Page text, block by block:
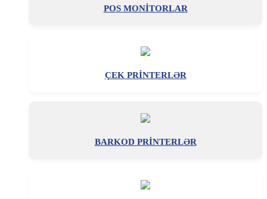
POS MONİTORLAR
ÇEK PRİNTERLƏR
BARKOD PRİNTERLƏR